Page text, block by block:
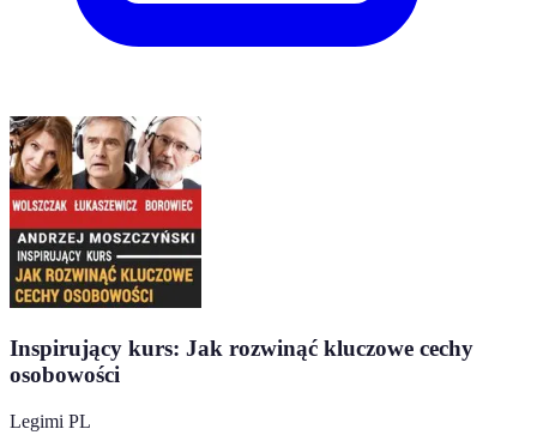
Inspirujący kurs: Jak rozwinąć kluczowe cechy
osobowości
Legimi PL